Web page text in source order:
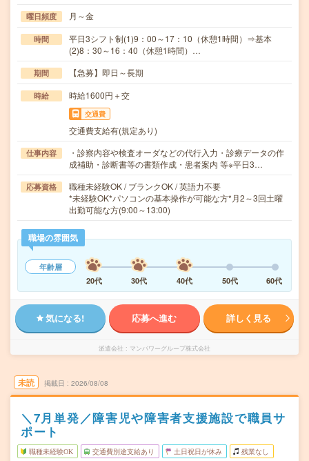
曜日頻度 月～金
時間
平日3シフト制(1)9：00～17：10（休憩1時間）⇒基本
(2)8：30～16：40（休憩1時間）…
期間 【急募】即日～長期
時給 時給1600円＋交
交通費
交通費支給有(規定あり)
仕事内容
・診察内容や検査オーダなどの代行入力・診療データの作
成補助・診断書等の書類作成・患者案内 等※平日3…
応募資格
職種未経験OK / ブランクOK / 英語力不要
*未経験OK*パソコンの基本操作が可能な方*月2～3回土曜
出勤可能な方(9:00～13:00)
職場の雰囲気
年齢層
20代
30代 40代 50代 60代
気になる! 応募へ進む 詳しく見る
派遣会社 マンパワーグループ株式会社
未読 掲載日 2026/08/08
＼7月単発／障害児や障害者支援施設で職員サ
ポート
職種未経験OK 交通費別途支給あり 土日祝日が休み 残業なし